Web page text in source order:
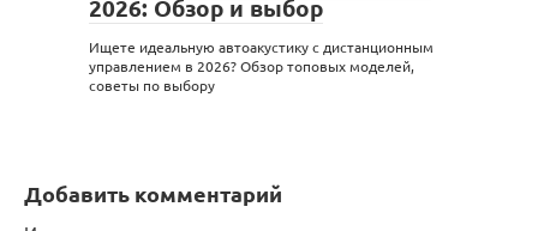
2026: Обзор и выбор
Ищете идеальную автоакустику с дистанционным
управлением в 2026? Обзор топовых моделей,
советы по выбору
Добавить комментарий